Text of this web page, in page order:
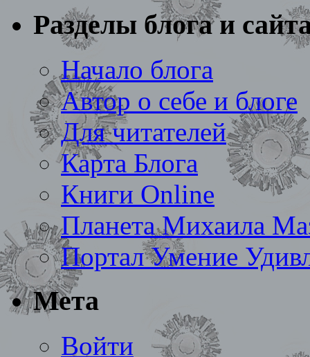
Разделы блога и
Начало блога
Автор о себе и блоге
Для читателей
Карта Блога
Книги Online
Планета Михаила
Портал Умение
Мета
Войти